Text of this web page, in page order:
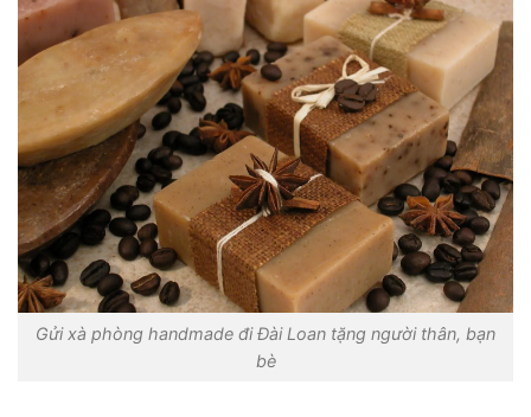
Gửi xà phòng handmade đi Đài Loan tặng người thân, bạn
bè